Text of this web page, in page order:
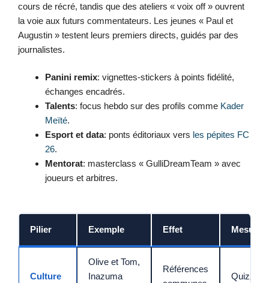
cours de récré, tandis que des ateliers « voix off » ouvrent
la voie aux futurs commentateurs. Les jeunes « Paul et
Augustin » testent leurs premiers directs, guidés par des
journalistes.
Panini remix: vignettes-stickers à points fidélité,
échanges encadrés.
Talents: focus hebdo sur des profils comme Kader
Meïté.
Esport et data: ponts éditoriaux vers les pépites FC
26.
Mentorat: masterclass « GulliDreamTeam » avec
joueurs et arbitres.
Pilier Exemple Effet Mesure
Culture
Olive et Tom,
Inazuma
Références
Quizz/